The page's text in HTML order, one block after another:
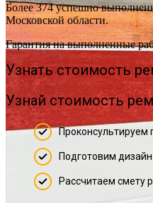
Более 374 успешно
Московской области.
Гарантия на выполненные
Узнать стоимость
Узнай стоимость
Проконсультируем
Подготовим
Рассчитаем смету